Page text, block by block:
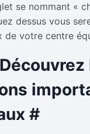
se nommant «
dessus vous
de votre centre
#